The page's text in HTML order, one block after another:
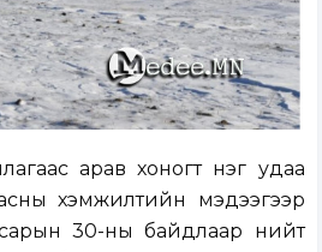
арав хоногт нэг удаа
хэмжилтийн мэдээгээр
сарын 30-ны байдлаар нийт